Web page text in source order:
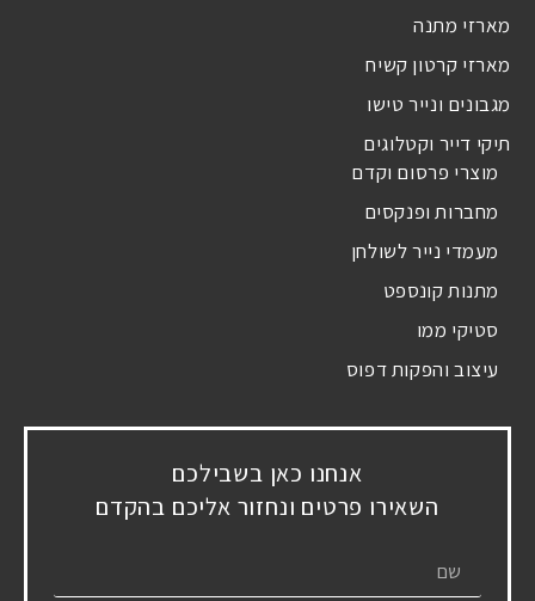
מארזי מתנה
מארזי קרטון קשיח
מגבונים ונייר טישו
תיקי דייר וקטלוגים
מוצרי פרסום וקדם
מחברות ופנקסים
מעמדי נייר לשולחן
מתנות קונספט
סטיקי ממו
עיצוב והפקות דפוס
אנחנו כאן בשבילכם
השאירו פרטים ונחזור אליכם בהקדם